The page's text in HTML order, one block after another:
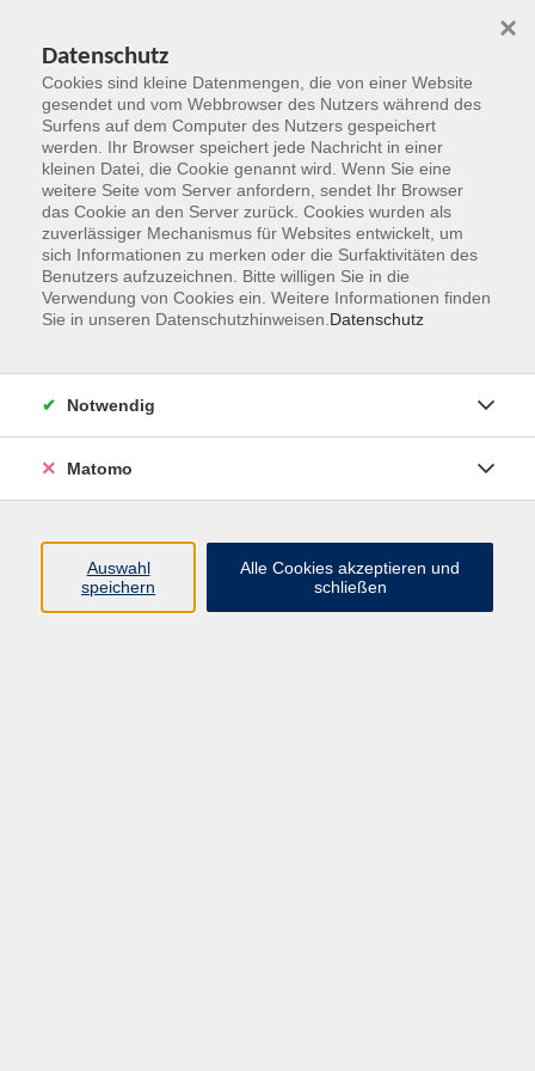
Zum Hauptinhalt springen
Der Kurs konnte nicht gefunden werden.
Erich-Kästner-Str. 5
65232 Taunusstein
info@vhs-rtk.de
Tel: 06128-92770
Datenschutz
Cookies sind kleine Datenmengen, die von einer Website
gesendet und vom Webbrowser des Nutzers während des
Surfens auf dem Computer des Nutzers gespeichert
werden. Ihr Browser speichert jede Nachricht in einer
kleinen Datei, die Cookie genannt wird. Wenn Sie eine
weitere Seite vom Server anfordern, sendet Ihr Browser
das Cookie an den Server zurück. Cookies wurden als
zuverlässiger Mechanismus für Websites entwickelt, um
sich Informationen zu merken oder die Surfaktivitäten des
Benutzers aufzuzeichnen. Bitte willigen Sie in die
Verwendung von Cookies ein. Weitere Informationen finden
Sie in unseren Datenschutzhinweisen. Datenschutz
×
Notwendig
Matomo
Auswahl
speichern
Alle Cookies akzeptieren und
schließen